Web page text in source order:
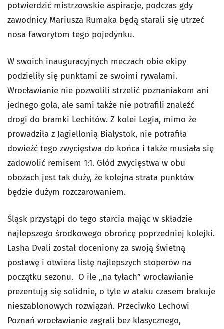
potwierdzić mistrzowskie aspiracje, podczas gdy
zawodnicy Mariusza Rumaka będą starali się utrzeć
nosa faworytom tego pojedynku.
W swoich inauguracyjnych meczach obie ekipy
podzieliły się punktami ze swoimi rywalami.
Wrocławianie nie pozwolili strzelić poznaniakom ani
jednego gola, ale sami także nie potrafili znaleźć
drogi do bramki Lechitów. Z kolei Legia, mimo że
prowadziła z Jagiellonią Białystok, nie potrafiła
dowieźć tego zwycięstwa do końca i także musiała się
zadowolić remisem 1:1. Głód zwycięstwa w obu
obozach jest tak duży, że kolejna strata punktów
będzie dużym rozczarowaniem.
Śląsk przystąpi do tego starcia mając w składzie
najlepszego środkowego obrońcę poprzedniej kolejki.
Lasha Dvali został doceniony za swoją świetną
postawę i otwiera listę najlepszych stoperów na
początku sezonu. O ile „na tyłach” wrocławianie
prezentują się solidnie, o tyle w ataku czasem brakuje
nieszablonowych rozwiązań. Przeciwko Lechowi
Poznań wrocławianie zagrali bez klasycznego,